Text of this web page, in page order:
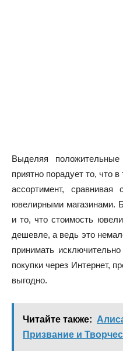
Выделяя
приятно порадует то, что
ассортимент,
ювелирными магазинами.
и то, что стоимость
дешевле, а ведь это
принимать
покупки через Интернет,
выгодно.
Читайте также:
Призвание и